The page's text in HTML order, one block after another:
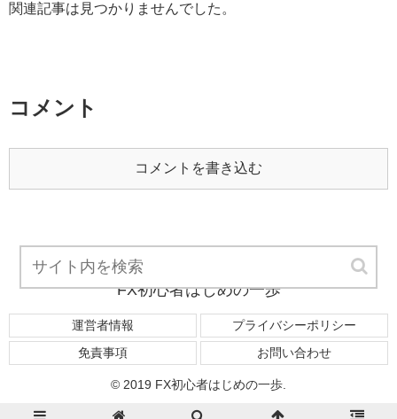
関連記事は見つかりませんでした。
コメント
コメントを書き込む
FX初心者はじめの一歩
運営者情報
プライバシーポリシー
免責事項
お問い合わせ
© 2019 FX初心者はじめの一歩.